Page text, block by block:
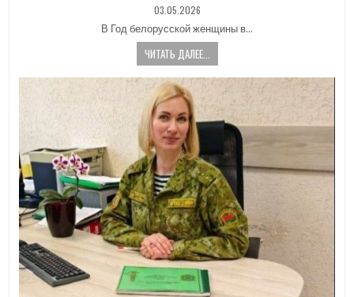
PUBLISHED
DATE:
03.05.2026
В Год белорусской женщины в…
ЧИТАТЬ ДАЛЕЕ...